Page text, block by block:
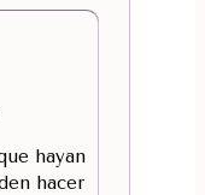
hayan
hacer